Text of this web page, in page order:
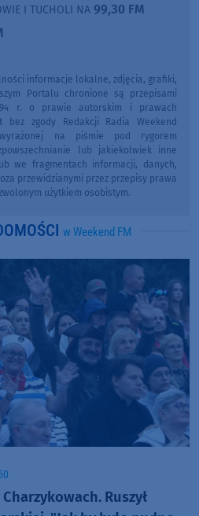
I TUCHOLI NA 99,30 FM
informacje lokalne, zdjęcia, grafiki,
Portalu chronione są przepisami
r. o prawie autorskim i prawach
bez zgody Redakcji Radia Weekend
na piśmie pod rygorem
lub jakiekolwiek inne
we fragmentach informacji, danych,
przewidzianymi przez przepisy prawa
użytkiem osobistym.
w Weekend FM
Ruszył